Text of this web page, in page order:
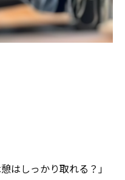
はしっかり取れる？」